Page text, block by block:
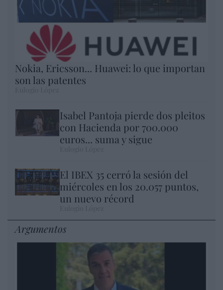
Nokia, Ericsson... Huawei: lo que importan
son las patentes
Isabel Pantoja pierde dos pleitos
con Hacienda por 700.000
euros... suma y sigue
El IBEX 35 cerró la sesión del
miércoles en los 20.057 puntos,
un nuevo récord
Argumentos